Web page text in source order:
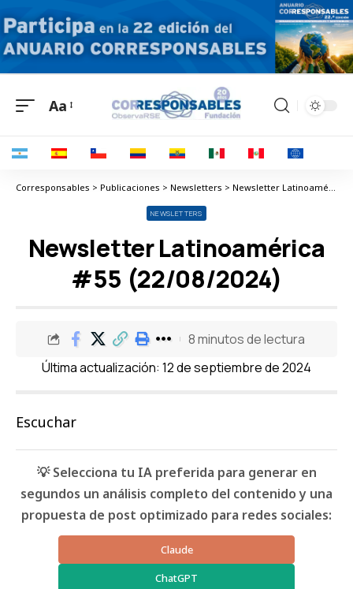
Aa
Corresponsables > Publicaciones > Newsletters > Newsletter Latinoamérica #55 (22/08/2024)
NEWSLETTERS
Newsletter Latinoamérica
#55 (22/08/2024)
Última actualización: 12 de septiembre de 2024
8 minutos de lectura
Escuchar
💡 Selecciona tu IA preferida para generar en
segundos un análisis completo del contenido y una
propuesta de post optimizado para redes sociales:
Claude
ChatGPT